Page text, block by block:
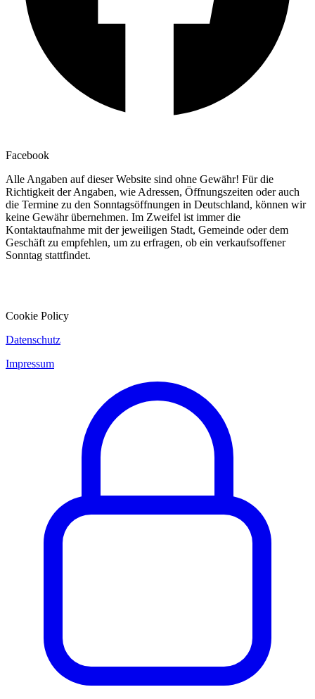
Facebook
Alle Angaben auf dieser Website sind ohne Gewähr! Für die
Richtigkeit der Angaben, wie Adressen, Öffnungszeiten oder auch
die Termine zu den Sonntagsöffnungen in Deutschland, können wir
keine Gewähr übernehmen. Im Zweifel ist immer die
Kontaktaufnahme mit der jeweiligen Stadt, Gemeinde oder dem
Geschäft zu empfehlen, um zu erfragen, ob ein verkaufsoffener
Sonntag stattfindet.
Cookie Policy
Datenschutz
Impressum